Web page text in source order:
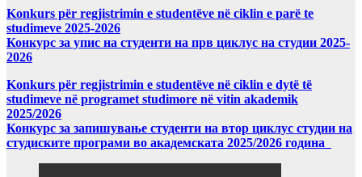
Konkurs për regjistrimin e studentëve në ciklin e parë te
studimeve 2025-2026
Конкурс за упис на студенти на прв циклус на студии 2025-
2026
Konkurs për regjistrimin e studentëve në ciklin e dytë të
studimeve në programet studimore në vitin akademik
2025/2026
Конкурс за запишување студенти на втор циклус студии на
студиските програми во академската 2025/2026 година